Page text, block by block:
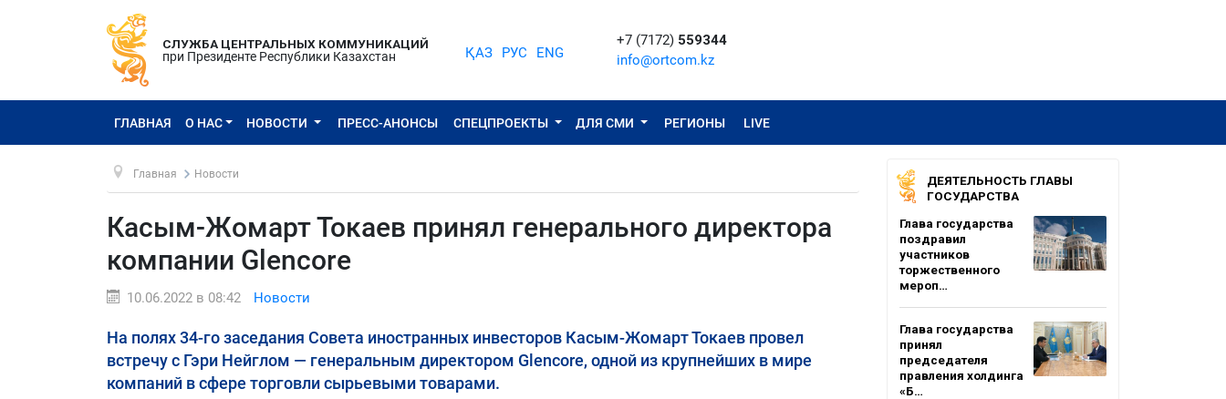
СЛУЖБА ЦЕНТРАЛЬНЫХ КОММУНИКАЦИЙ
при Президенте Республики Казахстан
ҚАЗ РУС ENG
+7 (7172) 559344
info@ortcom.kz
ГЛАВНАЯ О НАС НОВОСТИ ПРЕСС-АНОНСЫ СПЕЦПРОЕКТЫ ДЛЯ СМИ РЕГИОНЫ LIVE
Главная Новости
Касым-Жомарт Токаев принял генерального директора
компании Glencore
10.06.2022 в 08:42 Новости
На полях 34-го заседания Совета иностранных инвесторов Касым-Жомарт Токаев провел
встречу с Гэри Нейглом — генеральным директором Glencore, одной из крупнейших в мире
компаний в сфере торговли сырьевыми товарами.
ДЕЯТЕЛЬНОСТЬ ГЛАВЫ
ГОСУДАРСТВА
Глава государства
поздравил
участников
торжественного
мероп…
Глава государства
принял
председателя
правления холдинга
«Б…